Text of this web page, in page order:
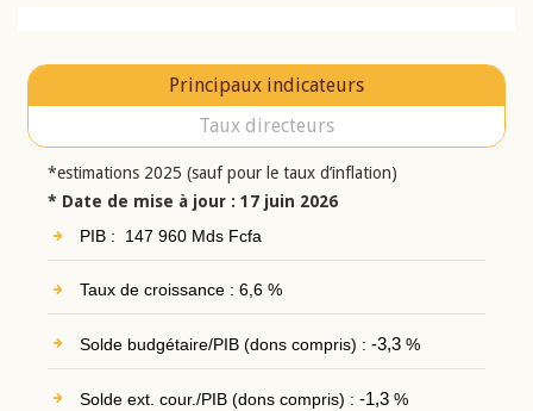
Principaux indicateurs
Taux directeurs
*estimations 2025 (sauf pour le taux d’inflation)
* Date de mise à jour : 17 juin 2026
PIB : 147 960 Mds Fcfa
Taux de croissance : 6,6 %
Solde budgétaire/PIB (dons compris) : -3,3%
Solde ext. cour./PIB (dons compris) : -1,3%